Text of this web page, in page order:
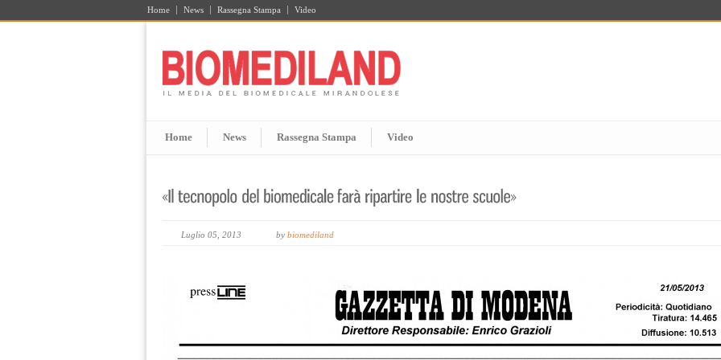
Home News Rassegna Stampa Video
Home News Rassegna Stampa Video
Luglio 05, 2013 by biomediland